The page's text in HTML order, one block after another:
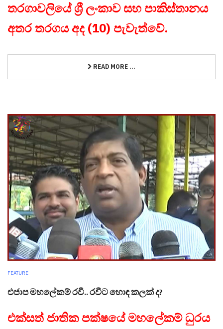
තරගාවලියේ ශ්‍රී ලංකාව සහ පාකිස්තානය
අතර තරගය අද (10) පැවැත්වේ.
READ MORE ...
FEATURE
එජාප මහලේකම් රවී.. රවීට හොඳ කලක් ද?
එක්සත් ජාතික පක්ෂයේ මහලේකම් ධුරය